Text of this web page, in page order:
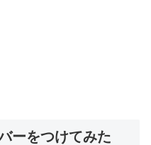
ーをつけてみた